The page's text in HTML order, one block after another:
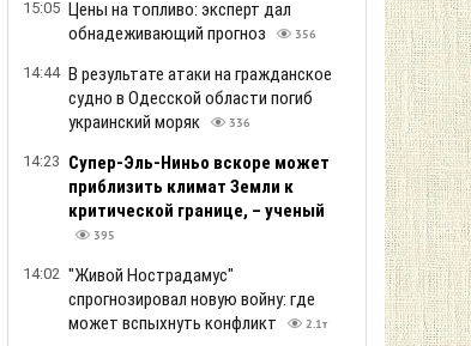
15:05 Цены на топливо: эксперт дал
обнадеживающий прогноз
356
14:44 В результате атаки на гражданское
судно в Одесской области погиб
украинский моряк
336
14:23 Супер-Эль-Ниньо вскоре может
приблизить климат Земли к
критической границе, – ученый
395
14:02 "Живой Нострадамус"
спрогнозировал новую войну: где
может вспыхнуть конфликт
2.1т